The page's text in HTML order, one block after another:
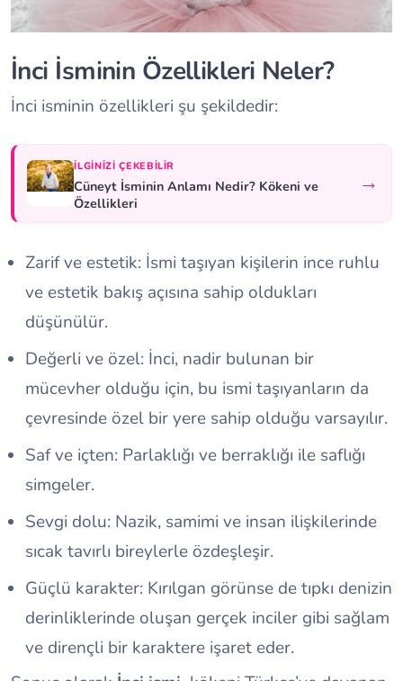
İnci İsminin Özellikleri Neler?
İnci isminin özellikleri şu şekildedir:
İLGINIZI ÇEKEBILIR
Cüneyt İsminin Anlamı Nedir? Kökeni ve
Özellikleri
→
Zarif ve estetik: İsmi taşıyan kişilerin ince ruhlu
ve estetik bakış açısına sahip oldukları
düşünülür.
Değerli ve özel: İnci, nadir bulunan bir
mücevher olduğu için, bu ismi taşıyanların da
çevresinde özel bir yere sahip olduğu varsayılır.
Saf ve içten: Parlaklığı ve berraklığı ile saflığı
simgeler.
Sevgi dolu: Nazik, samimi ve insan ilişkilerinde
sıcak tavırlı bireylerle özdeşleşir.
Güçlü karakter: Kırılgan görünse de tıpkı denizin
derinliklerinde oluşan gerçek inciler gibi sağlam
ve dirençli bir karaktere işaret eder.